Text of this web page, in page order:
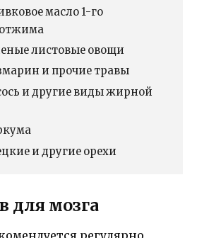
масло 1-го
листовые овощи
и прочие травы
и другие виды жирной
и другие орехи
для мозга
регулярно